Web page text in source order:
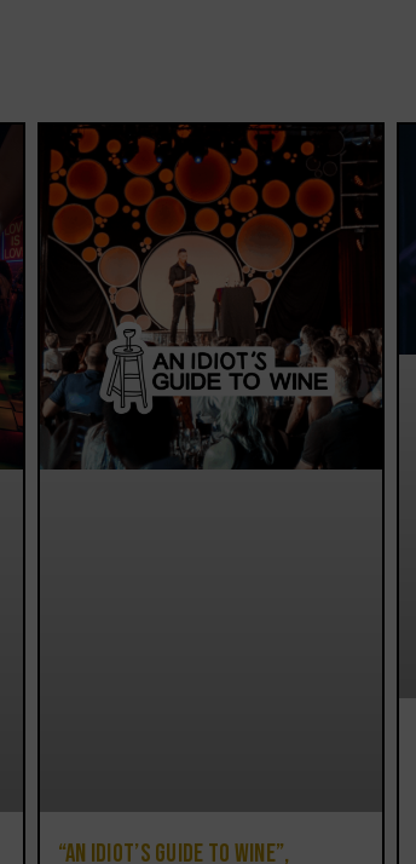
“An Idiot’s Guide to Wine”,